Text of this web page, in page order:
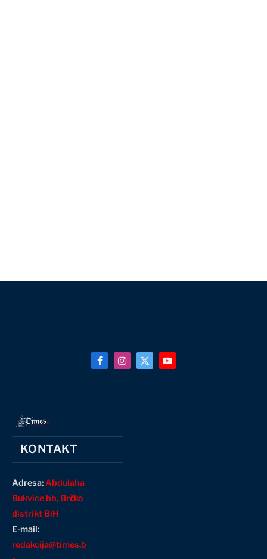
FacebookInstagram
X
(Twitter)
YouTube
KONTAKT
Adresa:Abdulaha
Bukvice bb, Brčko
distrikt BiH
E-mail:
redakcija@times.b